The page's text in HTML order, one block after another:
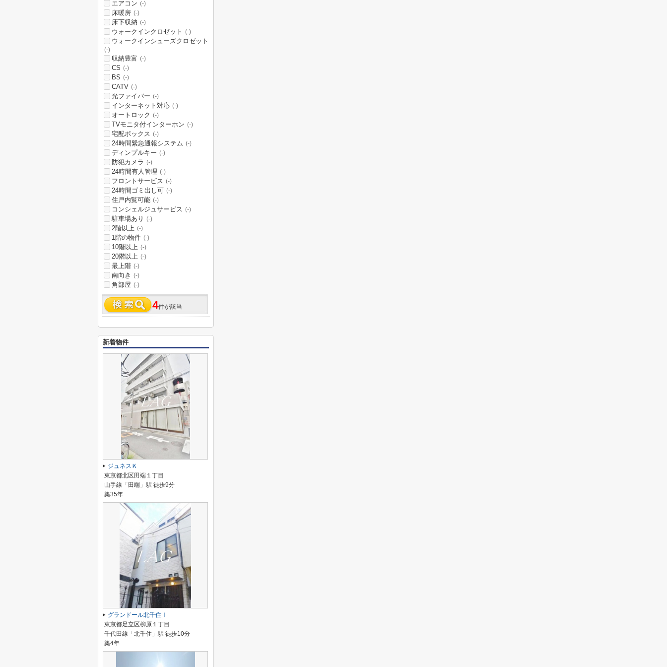
エアコン (-)
床暖房 (-)
床下収納 (-)
ウォークインクロゼット (-)
ウォークインシューズクロゼット
(-)
収納豊富 (-)
CS (-)
BS (-)
CATV (-)
光ファイバー (-)
インターネット対応 (-)
オートロック (-)
TVモニタ付インターホン (-)
宅配ボックス (-)
24時間緊急通報システム (-)
ディンプルキー (-)
防犯カメラ (-)
24時間有人管理 (-)
フロントサービス (-)
24時間ゴミ出し可 (-)
住戸内覧可能 (-)
コンシェルジュサービス (-)
駐車場あり (-)
2階以上 (-)
1階の物件 (-)
10階以上 (-)
20階以上 (-)
最上階 (-)
南向き (-)
角部屋 (-)
4件が該当
新着物件
ジュネスＫ
東京都北区田端１丁目
山手線「田端」駅 徒歩9分
築35年
グランドール北千住Ⅰ
東京都足立区柳原１丁目
千代田線「北千住」駅 徒歩10分
築4年